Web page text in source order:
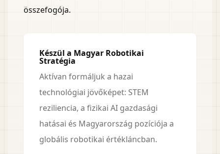
összefogója.
Készül a Magyar Robotikai
Stratégia
Aktívan formáljuk a hazai
technológiai jövőképet: STEM
reziliencia, a fizikai AI gazdasági
hatásai és Magyarország pozíciója a
globális robotikai értékláncban.